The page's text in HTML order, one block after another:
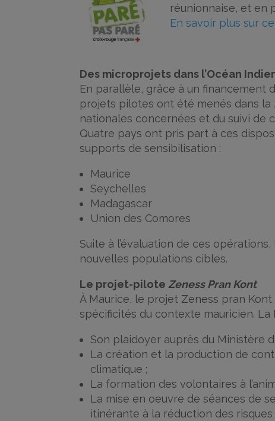
réunionnaise, et en
En savoir plus sur
Des microprojets dans l’Océan
En parallèle, grâce à un financement
projets pilotes ont été menés dans la
nationales concernées et du suivi de
Quatre pays ont pris part à ces
supports de sensibilisation :
Maurice
Seychelles
Madagascar
Union des Comores
Suite à l’évaluation de ces
nouvelles populations cibles.
Le projet-pilote Zeness Pran Kont
À Maurice, le projet Zeness pran
spécificités du contexte mauricien. La
Son plaidoyer auprès du Ministère
La création et la production de
climatique ;
La formation des volontaires à
La mise en oeuvre de séances de
itinérante à la réduction des